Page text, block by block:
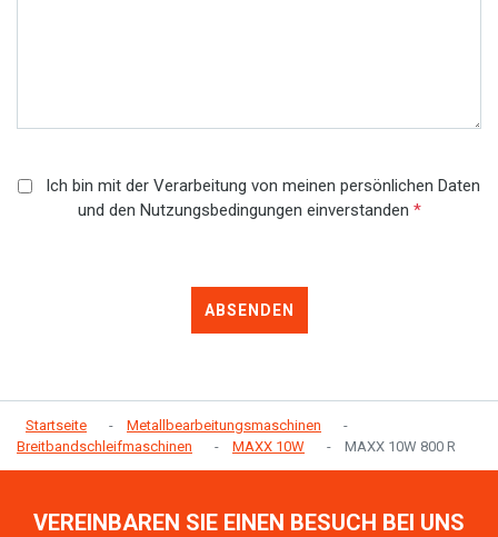
Ich bin mit der Verarbeitung von meinen persönlichen Daten
und den Nutzungsbedingungen einverstanden *
ABSENDEN
Startseite
Metallbearbeitungsmaschinen
Breitbandschleifmaschinen
MAXX 10W MAXX 10W 800 R
VEREINBAREN SIE EINEN BESUCH BEI UNS